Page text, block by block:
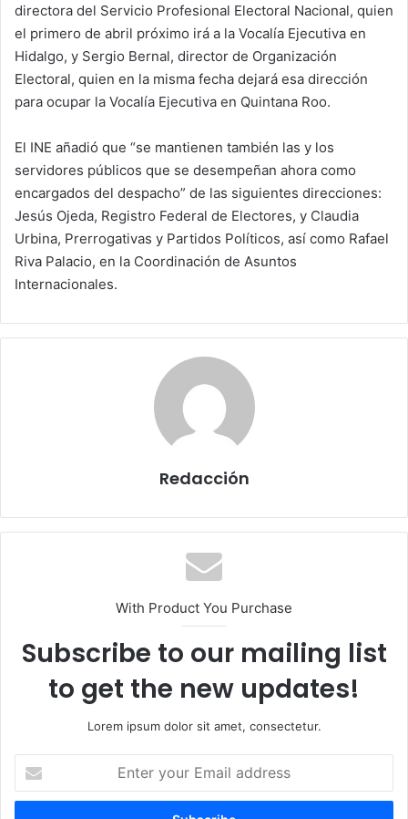
directora del Servicio Profesional Electoral Nacional, quien
el primero de abril próximo irá a la Vocalía Ejecutiva en
Hidalgo, y Sergio Bernal, director de Organización
Electoral, quien en la misma fecha dejará esa dirección
para ocupar la Vocalía Ejecutiva en Quintana Roo.
El INE añadió que “se mantienen también las y los
servidores públicos que se desempeñan ahora como
encargados del despacho” de las siguientes direcciones:
Jesús Ojeda, Registro Federal de Electores, y Claudia
Urbina, Prerrogativas y Partidos Políticos, así como Rafael
Riva Palacio, en la Coordinación de Asuntos
Internacionales.
Redacción
With Product You Purchase
Subscribe to our mailing list
to get the new updates!
Lorem ipsum dolor sit amet, consectetur.
t